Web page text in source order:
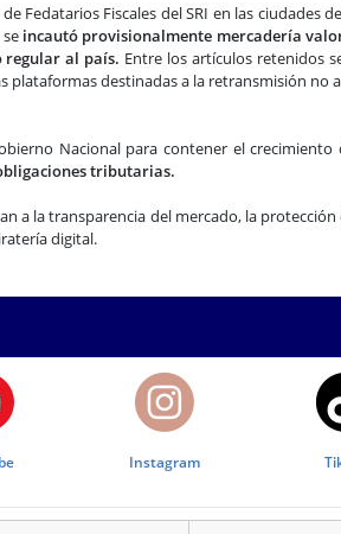
Fiscales del SRI en las ciudades
incautó provisionalmente mercadería
regular al país. Entre los artículos retenidos
plataformas destinadas a la retransmisión no
Nacional para contener el crecimiento
tributarias.
a la transparencia del mercado, la protección
digital.
Instagram